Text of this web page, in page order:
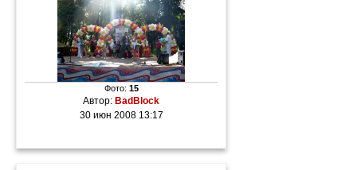
Фото: 15
Автор: BadBlock
30 июн 2008 13:17